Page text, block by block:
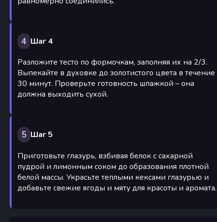
4 Шаг 4
Разложите тесто по формочкам, заполняя их на 2/3.
Выпекайте в духовке до золотистого цвета в течение
30 минут. Проверьте готовность шпажкой – она
должна выходить сухой.
5 Шаг 5
Приготовьте глазурь, взбивая белок с сахарной
пудрой и лимонным соком до образования плотной
белой массы. Украсьте теплыми кексами глазурью и
добавьте свежие ягоды и мяту для красоты и аромата.